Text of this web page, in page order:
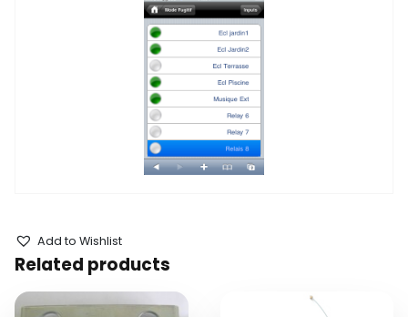
Add to Wishlist
Related products